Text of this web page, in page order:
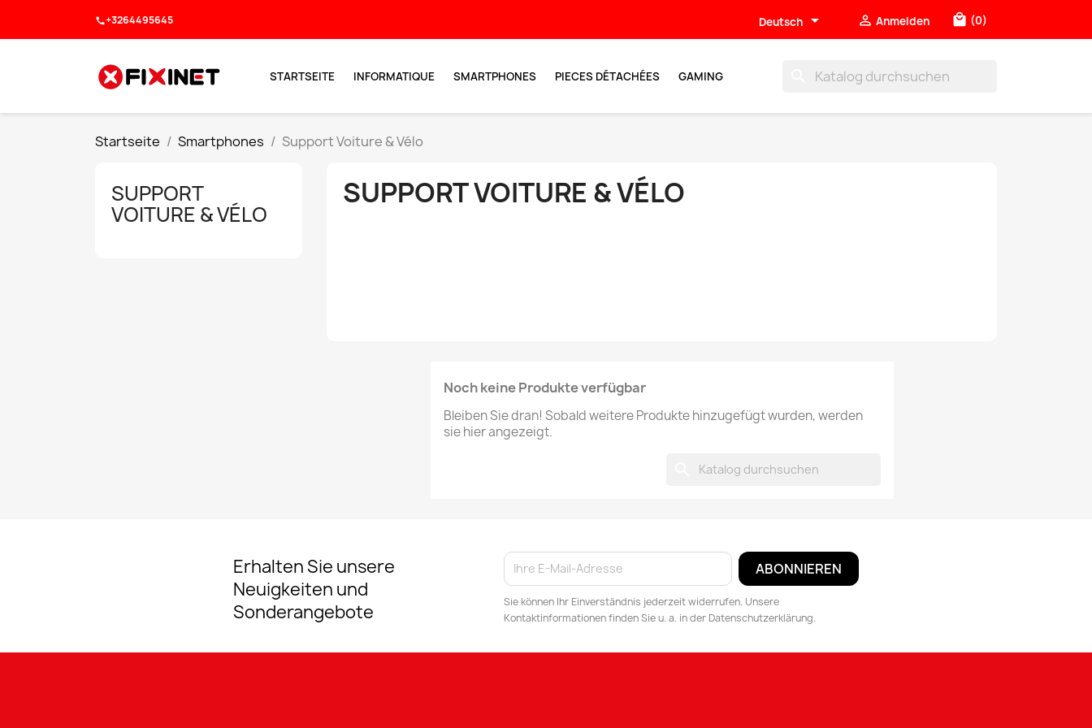
call+3264495645 Deutsch   Anmelden local_mall (0)
STARTSEITE INFORMATIQUE SMARTPHONES PIECES DÉTACHÉES GAMING
Startseite Smartphones Support Voiture & Vélo
SUPPORT
VOITURE & VÉLO
SUPPORT VOITURE & VÉLO
Noch keine Produkte verfügbar
Bleiben Sie dran! Sobald weitere Produkte hinzugefügt wurden, werden
sie hier angezeigt.
Erhalten Sie unsere
Neuigkeiten und
Sonderangebote
Sie können Ihr Einverständnis jederzeit widerrufen. Unsere
Kontaktinformationen finden Sie u. a. in der Datenschutzerklärung.